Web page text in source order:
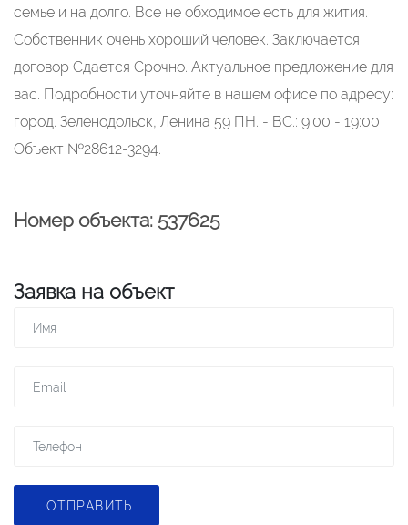
семье и на долго. Все не обходимое есть для жития.
Собственник очень хороший человек. Заключается
договор Сдается Срочно. Актуальное предложение для
вас. Подробности уточняйте в нашем офисе по адресу:
город. Зеленодольск, Ленина 59 ПН. - ВС.: 9:00 - 19:00
Объект №28612-3294.
Номер объекта: 537625
Заявка на объект
ОТПРАВИТЬ